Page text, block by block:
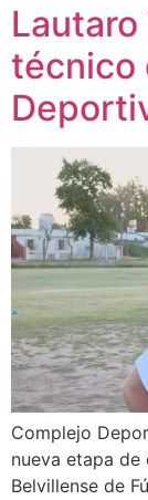
técnico
Complejo
nueva etapa
Belvillense de